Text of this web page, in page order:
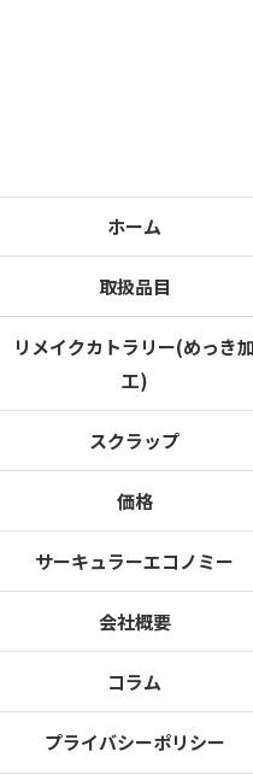
ホーム
取扱品目
リメイクカトラリー(めっき加
工)
スクラップ
価格
サーキュラーエコノミー
会社概要
コラム
プライバシーポリシー